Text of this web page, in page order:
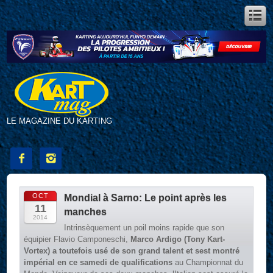
LE MAGAZINE DU KARTING
 
OCT
11
2014
Mondial à Sarno: Le point après les
manches
Intrinsèquement un poil moins rapide que son
équipier Flavio Camponeschi,
Marco Ardigo (Tony Kart-
Vortex) a toutefois usé de son grand talent et sest montré
impérial en ce samedi de qualifications au Championnat du